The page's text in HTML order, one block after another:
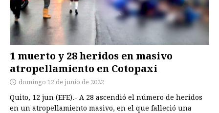
1 muerto y 28 heridos en masivo
atropellamiento en Cotopaxi
domingo 12 de junio de 2022
Quito, 12 jun (EFE).- A 28 ascendió el número de heridos
en un atropellamiento masivo, en el que falleció una